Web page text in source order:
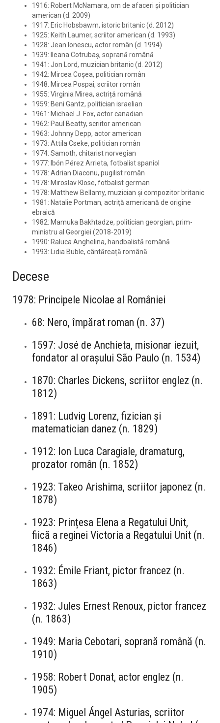
1916: Robert McNamara, om de afaceri și politician
american (d. 2009)
1917: Eric Hobsbawm, istoric britanic (d. 2012)
1925: Keith Laumer, scriitor american (d. 1993)
1928: Jean Ionescu, actor român (d. 1994)
1939: Ileana Cotrubaș, soprană română
1941: Jon Lord, muzician britanic (d. 2012)
1942: Mircea Coșea, politician român
1948: Mircea Pospai, scriitor român
1955: Virginia Mirea, actriță română
1959: Beni Gantz, politician israelian
1961: Michael J. Fox, actor canadian
1962: Paul Beatty, scriitor american
1963: Johnny Depp, actor american
1973: Attila Cseke, politician român
1974: Samoth, chitarist norvegian
1977: Ibón Pérez Arrieta, fotbalist spaniol
1978: Adrian Diaconu, pugilist român
1978: Miroslav Klose, fotbalist german
1978: Matthew Bellamy, muzician și compozitor britanic
1981: Natalie Portman, actriță americană de origine
ebraică
1982: Mamuka Bakhtadze, politician georgian, prim-
ministru al Georgiei (2018-2019)
1990: Raluca Anghelina, handbalistă română
1993: Lidia Buble, cântăreață română
Decese
1978: Principele Nicolae al României
68: Nero, împărat roman (n. 37)
1597: José de Anchieta, misionar iezuit,
fondator al orașului São Paulo (n. 1534)
1870: Charles Dickens, scriitor englez (n.
1812)
1891: Ludvig Lorenz, fizician și
matematician danez (n. 1829)
1912: Ion Luca Caragiale, dramaturg,
prozator român (n. 1852)
1923: Takeo Arishima, scriitor japonez (n.
1878)
1923: Prințesa Elena a Regatului Unit,
fiică a reginei Victoria a Regatului Unit (n.
1846)
1932: Émile Friant, pictor francez (n.
1863)
1932: Jules Ernest Renoux, pictor francez
(n. 1863)
1949: Maria Cebotari, soprană română (n.
1910)
1958: Robert Donat, actor englez (n.
1905)
1974: Miguel Ángel Asturias, scriitor